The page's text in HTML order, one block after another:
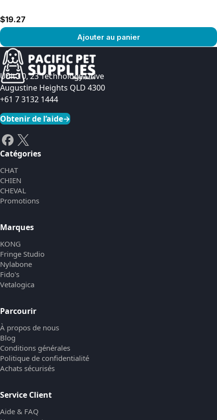
$19.27
Ajouter au panier
Voir le produit
Unit 10, 23 Technology Drive
Augustine Heights QLD 4300
+61 7 3132 1444
Obtenir de l’aide→
Catégories
CHAT
CHIEN
CHEVAL
Promotions
Marques
KONG
Fringe Studio
Nylabone
Fido's
Vetalogica
Parcourir
À propos de nous
Blog
Conditions générales
Politique de confidentialité
Achats sécurisés
Service Client
Aide & FAQ